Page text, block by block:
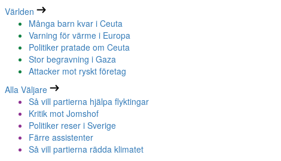
Världen
Många barn kvar i Ceuta
Varning för värme i Europa
Politiker pratade om Ceuta
Stor begravning i Gaza
Attacker mot ryskt företag
Alla Väljare
Så vill partierna hjälpa flyktingar
Kritik mot Jomshof
Politiker reser i Sverige
Färre assistenter
Så vill partierna rädda klimatet